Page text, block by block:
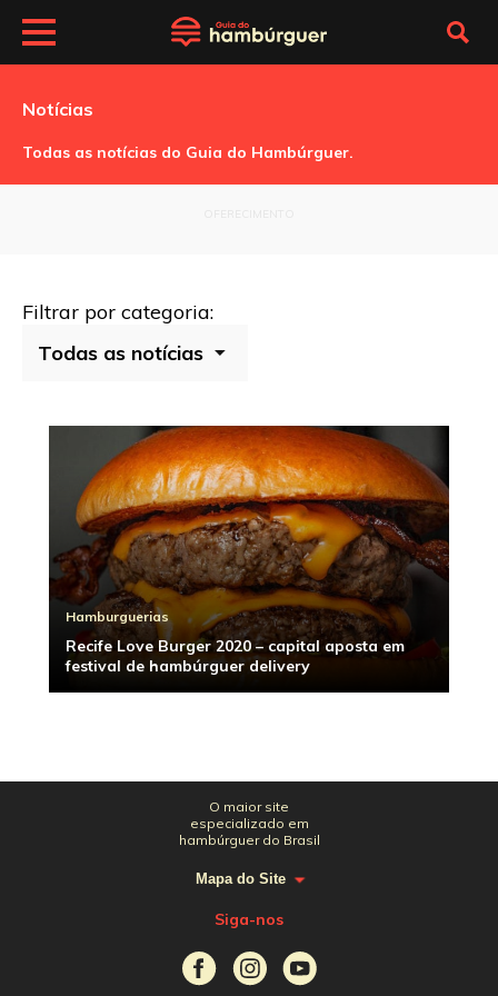
Notícias
Todas as notícias do Guia do Hambúrguer.
Filtrar por categoria:
Hamburguerias
Recife Love Burger 2020 – capital aposta em
festival de hambúrguer delivery
O maior site
especializado em
hambúrguer do Brasil
Mapa do Site
Siga-nos